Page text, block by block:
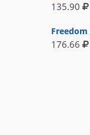
135.90
Freedom
176.66